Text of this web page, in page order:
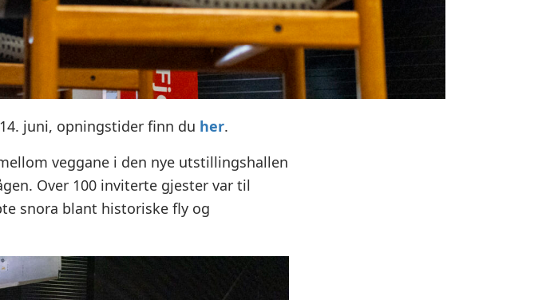
juni, opningstider finn du her.
veggane i den nye utstillingshallen
Over 100 inviterte gjester var til
snora blant historiske fly og